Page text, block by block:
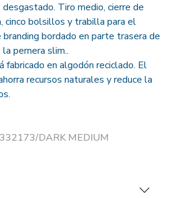
Tiro medio, cierre de
cinco bolsillos y trabilla para el
branding bordado en parte trasera de
pernera slim..
en algodón reciclado. El
recursos naturales y reduce la
DARK MEDIUM